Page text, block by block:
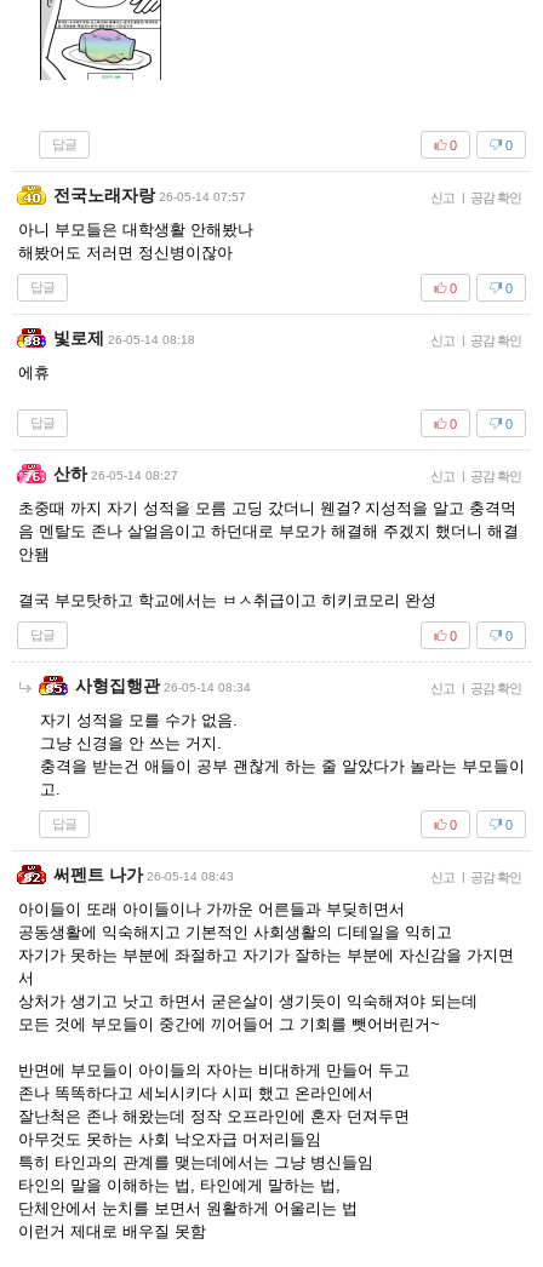
답글 0
0
전국노래자랑 26-05-14 07:57 신고 | 공감 확인
아니 부모들은 대학생활 안해봤나
해봤어도 저러면 정신병이잖아
답글 0
0
빛로제 26-05-14 08:18 신고 | 공감 확인
에휴
답글 0
0
산하 26-05-14 08:27 신고 | 공감 확인
초중때 까지 자기 성적을 모름 고딩 갔더니 웬걸? 지성적을 알고 충격먹
음 멘탈도 존나 살얼음이고 하던대로 부모가 해결해 주겠지 했더니 해결
안됌
결국 부모탓하고 학교에서는 ㅂㅅ취급이고 히키코모리 완성
답글 0
0
사형집행관 26-05-14 08:34 신고 | 공감 확인
자기 성적을 모를 수가 없음.
그냥 신경을 안 쓰는 거지.
충격을 받는건 애들이 공부 괜찮게 하는 줄 알았다가 놀라는 부모들이
고.
답글 0
0
써펜트 나가 26-05-14 08:43 신고 | 공감 확인
아이들이 또래 아이들이나 가까운 어른들과 부딪히면서
공동생활에 익숙해지고 기본적인 사회생활의 디테일을 익히고
자기가 못하는 부분에 좌절하고 자기가 잘하는 부분에 자신감을 가지면
서
상처가 생기고 낫고 하면서 굳은살이 생기듯이 익숙해져야 되는데
모든 것에 부모들이 중간에 끼어들어 그 기회를 뺏어버린거~
반면에 부모들이 아이들의 자아는 비대하게 만들어 두고
존나 똑똑하다고 세뇌시키다 시피 했고 온라인에서
잘난척은 존나 해왔는데 정작 오프라인에 혼자 던져두면
아무것도 못하는 사회 낙오자급 머저리들임
특히 타인과의 관계를 맺는데에서는 그냥 병신들임
타인의 말을 이해하는 법, 타인에게 말하는 법,
단체안에서 눈치를 보면서 원활하게 어울리는 법
이런거 제대로 배우질 못함